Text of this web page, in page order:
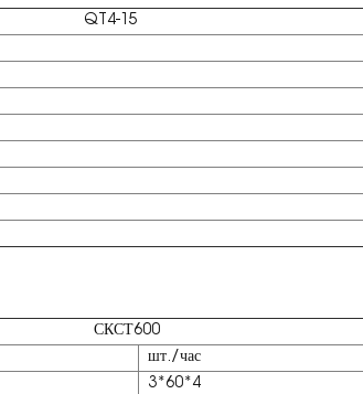
QT4-15
СКСТ600
шт./час
3*60*4